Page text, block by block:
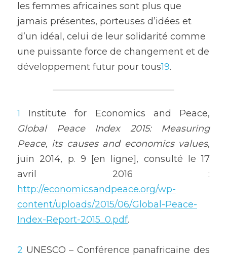
les femmes africaines sont plus que
jamais présentes, porteuses d’idées et
d’un idéal, celui de leur solidarité comme
une puissante force de changement et de
développement futur pour tous19.
1
Global Peace Index 2015: Measuring
Peace, its causes and economics values,
juin 2014, p. 9 [en ligne], consulté le 17
http://economicsandpeace.org/wp-
content/uploads/2015/06/Global-Peace-
Index-Report-2015_0.pdf.
2 UNESCO – Conférence panafricaine des